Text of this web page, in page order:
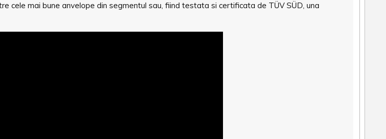
cele mai bune anvelope din segmentul sau, fiind testata si certificata de TÜV SÜD, una